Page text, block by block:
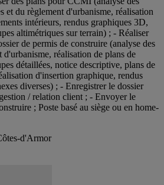
et du règlement d'urbanisme, réalisation
intérieurs, rendus graphiques 3D,
altimétriques sur terrain) ; - Réaliser
de permis de construire (analyse des
d'urbanisme, réalisation de plans de
détaillées, notice descriptive, plans de
d'insertion graphique, rendus
diverses) ; - Enregistrer le dossier
/ relation client ; - Envoyer le
; Poste basé au siège ou en home-
d'Armor